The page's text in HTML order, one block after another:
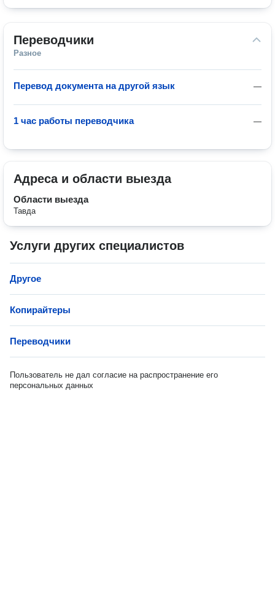
Переводчики
Разное
—
Перевод документа на другой язык
—
1 час работы переводчика
Адреса и области выезда
Области выезда
Тавда
Услуги других специалистов
Другое
Копирайтеры
Переводчики
Пользователь не дал согласие на распространение его
персональных данных